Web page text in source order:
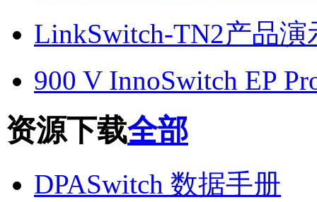
LinkSwitch-TN2产品演
900 V InnoSwitch EP
资源下载全部
DPASwitch 数据手册